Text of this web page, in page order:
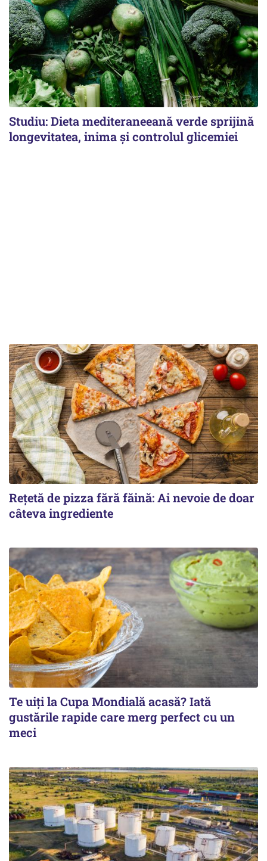
Studiu: Dieta mediteraneeană verde sprijină
longevitatea, inima și controlul glicemiei
Rețetă de pizza fără făină: Ai nevoie de doar
câteva ingrediente
Te uiți la Cupa Mondială acasă? Iată
gustările rapide care merg perfect cu un
meci